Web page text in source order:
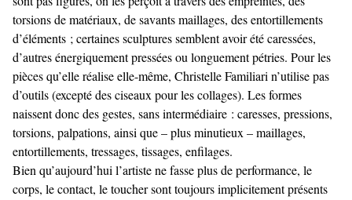
torsions de matériaux, de savants maillages, des entortillements
d’éléments ; certaines sculptures semblent avoir été caressées,
d’autres énergiquement pressées ou longuement pétries. Pour les
pièces qu’elle réalise elle-même, Christelle Familiari n’utilise pas
d’outils (excepté des ciseaux pour les collages). Les formes
naissent donc des gestes, sans intermédiaire : caresses, pressions,
torsions, palpations, ainsi que – plus minutieux – maillages,
entortillements, tressages, tissages, enfilages.
Bien qu’aujourd’hui l’artiste ne fasse plus de performance, le
corps, le contact, le toucher sont toujours implicitement présents